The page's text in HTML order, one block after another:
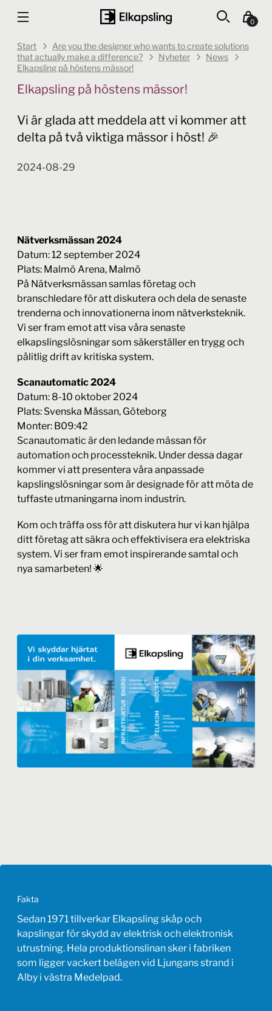
0
Start
Are you the designer who wants to create solutions
that actually make a difference?
Nyheter
News
Elkapsling på höstens mässor!
Elkapsling på höstens mässor!
Vi är glada att meddela att vi kommer att
delta på två viktiga mässor i höst! 🎉
2024-08-29
Nätverksmässan 2024
Datum: 12 september 2024
Plats: Malmö Arena, Malmö
På Nätverksmässan samlas företag och
branschledare för att diskutera och dela de senaste
trenderna och innovationerna inom nätverksteknik.
Vi ser fram emot att visa våra senaste
elkapslingslösningar som säkerställer en trygg och
pålitlig drift av kritiska system.
Scanautomatic 2024
Datum: 8-10 oktober 2024
Plats: Svenska Mässan, Göteborg
Monter: B09:42
Scanautomatic är den ledande mässan för
automation och processteknik. Under dessa dagar
kommer vi att presentera våra anpassade
kapslingslösningar som är designade för att möta de
tuffaste utmaningarna inom industrin.
Kom och träffa oss för att diskutera hur vi kan hjälpa
ditt företag att säkra och effektivisera era elektriska
system. Vi ser fram emot inspirerande samtal och
nya samarbeten! 🌟
Fakta
Sedan 1971 tillverkar Elkapsling skåp och
kapslingar för skydd av elektrisk och elektronisk
utrustning. Hela produktionslinan sker i fabriken
som ligger vackert belägen vid Ljungans strand i
Alby i västra Medelpad.